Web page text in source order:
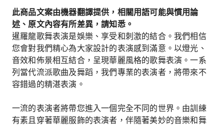
此商品文案由機器翻譯提供，相關用語可能與慣用論
述、原文內容有所差異，請知悉。
暹羅龍歌舞表演是娛樂、享受和刺激的結合。我們相信
您會對我們精心為大家設計的表演感到滿意。以燈光、
音效和佈景相互結合，呈現華麗風格的歌舞表演。一系
列當代流派歌曲及舞蹈，我們專業的表演者，將帶來不
容錯過的精湛表演。
一流的表演者將帶您進入一個完全不同的世界。由訓練
有素且穿著華麗服飾的表演者，伴隨著美妙的音樂和舞